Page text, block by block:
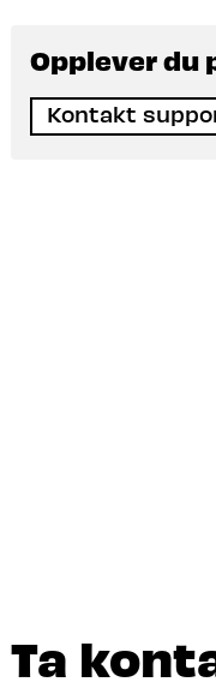
Opplever du
Kontakt
Ta